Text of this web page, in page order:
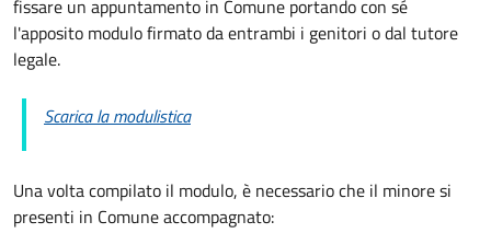
fissare un appuntamento in Comune portando con sé
l'apposito modulo firmato da entrambi i genitori o dal tutore
legale.
Scarica la modulistica
Una volta compilato il modulo, è necessario che il minore si
presenti in Comune accompagnato: